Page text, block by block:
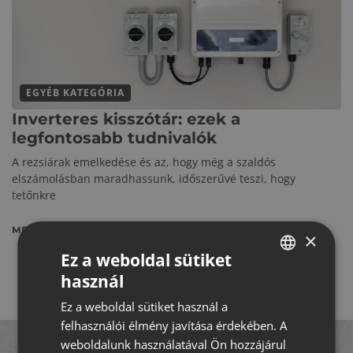
EGYÉB KATEGÓRIA
Inverteres kisszótár: ezek a
legfontosabb tudnivalók
A rezsiárak emelkedése és az, hogy még a szaldós
elszámolásban maradhassunk, időszerűvé teszi, hogy
tetőnkre
MEGNÉZEM
ROMANIAN
×
Ez a weboldal sütiket
használ
Ez a weboldal sütiket használ a
felhasználói élmény javítása érdekében. A
weboldalunk használatával Ön hozzájárul